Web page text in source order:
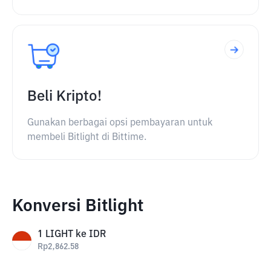
Beli Kripto!
Gunakan berbagai opsi pembayaran untuk
membeli Bitlight di Bittime.
Konversi Bitlight
1 LIGHT ke IDR
Rp2,862.58